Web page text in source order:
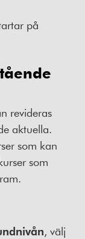
på
revideras
aktuella.
som kan
som
, välj